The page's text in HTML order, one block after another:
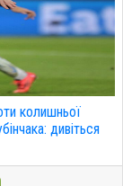
колишньої
дивіться